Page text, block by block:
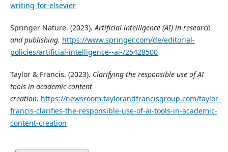
writing-for-elsevier
Springer Nature. (2023).Artificial intelligence (AI) in research
and publishing. https://www.springer.com/de/editorial-
policies/artificial-intelligence--ai-/25428500
Taylor & Francis. (2023). Clarifying the responsible use of AI
tools in academic content
creation. https://newsroom.taylorandfrancisgroup.com/taylor-
francis-clarifies-the-responsible-use-of-ai-tools-in-academic-
content-creation